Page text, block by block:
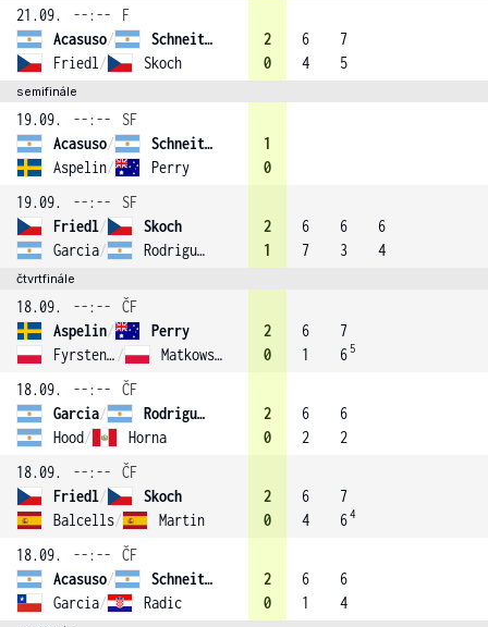
21.09.
--:--
F
Acasuso/
Schneiter
Friedl / Skoch
2
0
6
4
7
5
semifinále
19.09. --:--
SF
Acasuso/
Schneiter
Aspelin/ Perry
1
0
19.09.
--:--
SF
Friedl/
Skoch
Garcia/ Rodriguez (3)
2
1
6
7
6
3
6
4
čtvrtfinále
18.09. --:--
ČF
Aspelin/
Perry
Fyrstenberg / Matkowski
2
0
6
1
7
6 5
18.09. --:--
ČF
Garcia/
Rodriguez (3)
Hood/ Horna
2
0
6
2
6
2
18.09.
--:--
ČF
Friedl/
Skoch
Balcells/ Martin
2
0
6
4
7
64
18.09. --:--
ČF
Acasuso/
Schneiter
Garcia/ Radic
2
0
6
1
6
4